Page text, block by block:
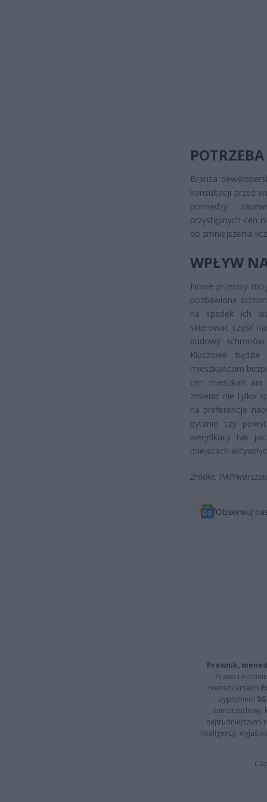
Branża
konsultacji przed
pomiędzy
przystępnych cen
do zmniejszenia
WPŁYW
Nowe przepisy
pozbawione
na spadek ich
skierować część
budowy
Kluczowe
mieszkańcom
cen mieszkań ani
zmienić nie tylko
na preferencje
pytanie czy
weryfikacji tak
miejscach
Źródło: PAP/
Obserwuj
Prawnik,
Prawa i
menedżerskich
dyplomem
samorządowy,
najtrudniejszymi
inteligencji,